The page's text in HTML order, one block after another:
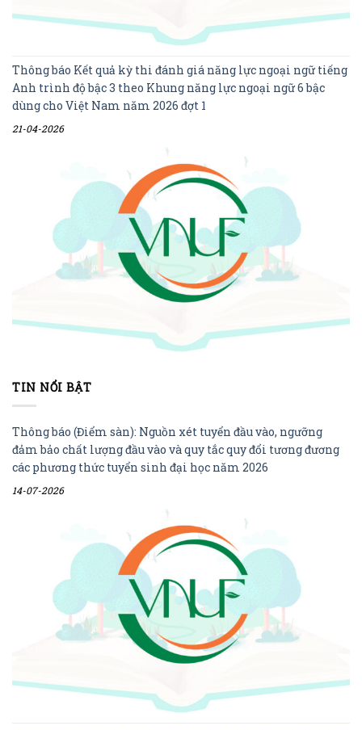
Thông báo Kết quả kỳ thi đánh giá năng lực ngoại ngữ tiếng
Anh trình độ bậc 3 theo Khung năng lực ngoại ngữ 6 bậc
dùng cho Việt Nam năm 2026 đợt 1
21-04-2026
TIN NỔI BẬT
Thông báo (Điểm sàn): Nguồn xét tuyển đầu vào, ngưỡng
đảm bảo chất lượng đầu vào và quy tắc quy đổi tương đương
các phương thức tuyển sinh đại học năm 2026
14-07-2026